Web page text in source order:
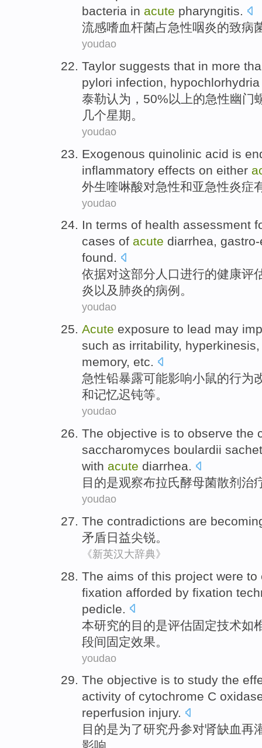
bacteria in acute pharyngitis.
流感嗜血杆菌占急性咽炎的致病
youdao
Taylor suggests that in more
pylori infection, hypochlorhydria
泰勒认为 ，50%以上的急性幽门
几个星期。
youdao
Exogenous quinolinic acid is
inflammatory effects on either
外生喹啉酸对急性和亚急性炎症
youdao
In terms of health assessment
cases of acute diarrhea,
found.
依据对这部分 人口进行的健康评
炎 以及 肺炎的病例 。
youdao
Acute exposure to lead may
such as irritability, hyperkinesis
memory, etc.
急性铅暴露可能影响小鼠的行为
和记忆迟钝等。
youdao
The objective is to observe the
saccharomyces boulardii
with acute diarrhea.
目的是观察布拉氏酵母菌散剂 治
youdao
The contradictions are
矛盾日益尖锐。
《新英汉大辞典》
The aims of this project were to
fixation afforded by fixation
pedicle
本研究的目的是评估固定技术如
段间固定效果。
youdao
The objective is to study the
activity of cytochrome C
reperfusion injury.
目的是为了研究丹参对肾缺血再